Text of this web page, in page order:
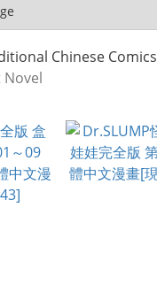
Chinese Comics
Novel